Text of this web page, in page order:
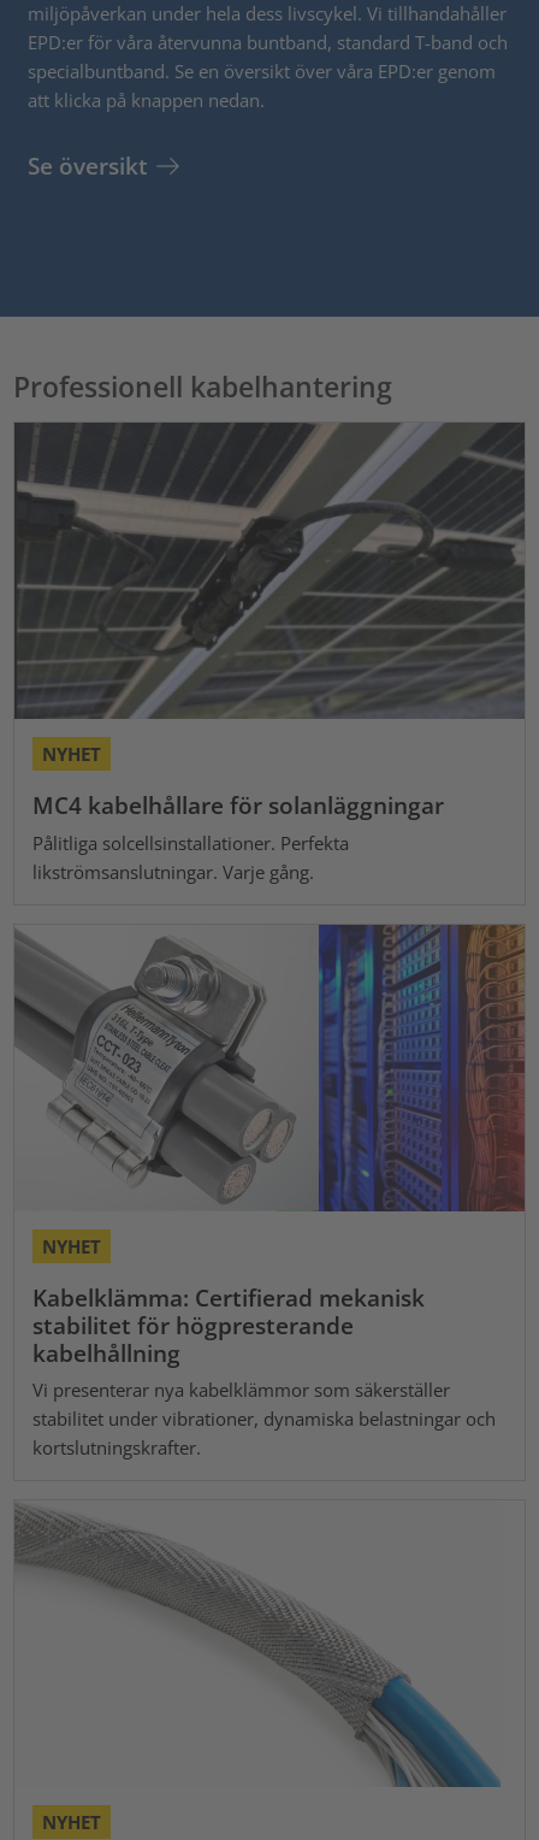
miljöpåverkan under hela dess livscykel. Vi tillhandahåller
EPD:er för våra återvunna buntband, standard T-band och
specialbuntband. Se en översikt över våra EPD:er genom
att klicka på knappen nedan.
Se översikt
Professionell kabelhantering
NYHET
MC4 kabelhållare för solanläggningar
Pålitliga solcellsinstallationer. Perfekta
likströmsanslutningar. Varje gång.
NYHET
Kabelklämma: Certifierad mekanisk
stabilitet för högpresterande
kabelhållning
Vi presenterar nya kabelklämmor som säkerställer
stabilitet under vibrationer, dynamiska belastningar och
kortslutningskrafter.
NYHET